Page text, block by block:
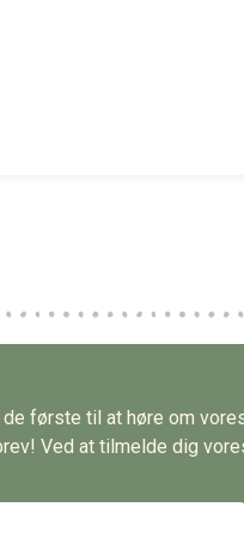
første til at høre om
Ved at tilmelde dig